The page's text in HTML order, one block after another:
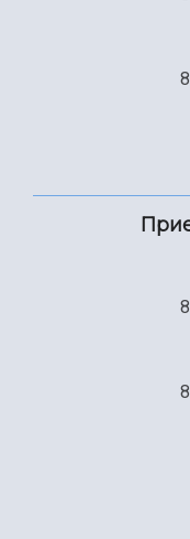
Официальные